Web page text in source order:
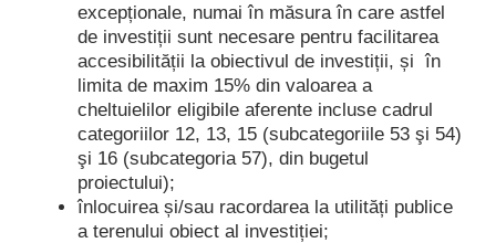
excepționale, numai în măsura în care astfel
de investiții sunt necesare pentru facilitarea
accesibilității la obiectivul de investiții, și în
limita de maxim 15% din valoarea a
cheltuielilor eligibile aferente incluse cadrul
categoriilor 12, 13, 15 (subcategoriile 53 şi 54)
şi 16 (subcategoria 57), din bugetul
proiectului);
înlocuirea și/sau racordarea la utilități publice
a terenului obiect al investiției;